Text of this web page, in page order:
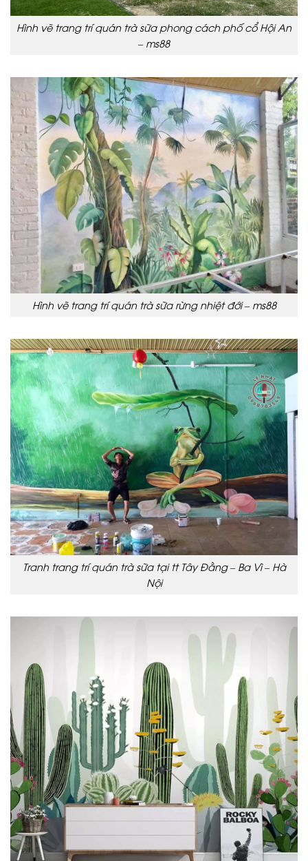
Hình vẽ trang trí quán trà sữa phong cách phố cổ Hội An
– ms88
Hình vẽ trang trí quán trà sữa rừng nhiệt đới – ms88
Tranh trang trí quán trà sữa tại tt Tây Đằng – Ba Vì – Hà
Nội